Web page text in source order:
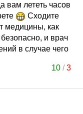
вам лететь часов
Сходите
медицины, как
и врач
в случае чего
10 /3